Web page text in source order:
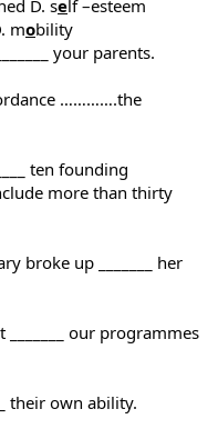
D. self –esteem
mobility
your parents.
………….the
ten founding
more than thirty
broke up _______ her
our programmes
their own ability.